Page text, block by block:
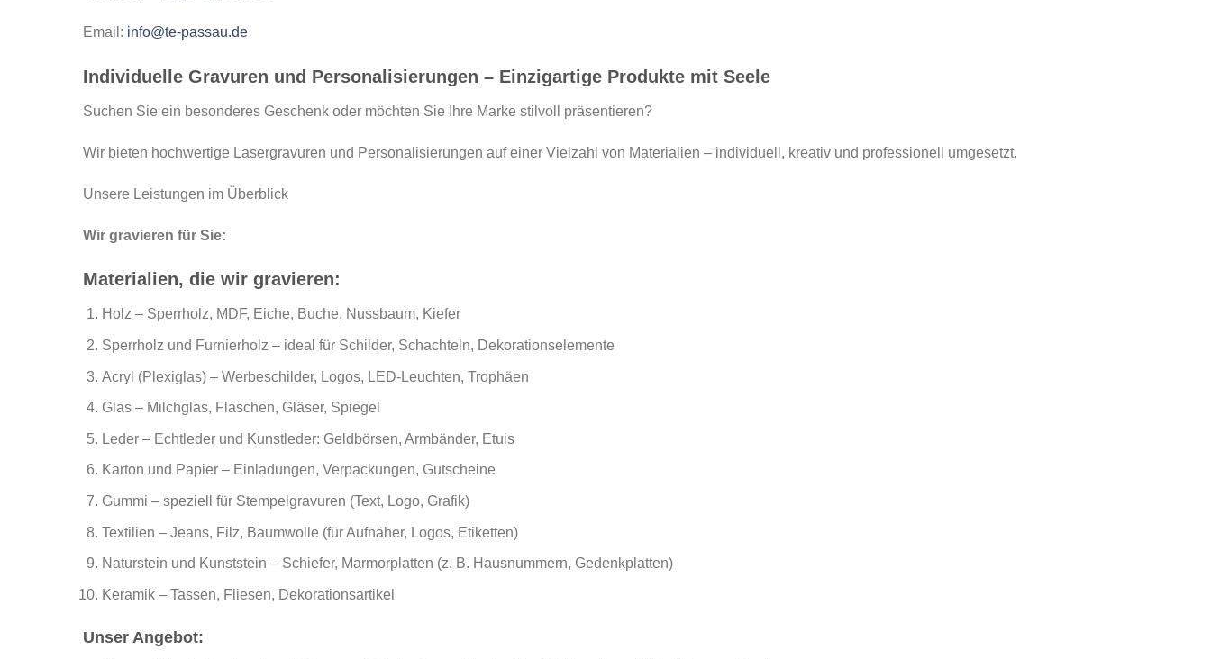
Email: info@te-passau.de
Individuelle Gravuren und Personalisierungen – Einzigartige Produkte mit Seele
Suchen Sie ein besonderes Geschenk oder möchten Sie Ihre Marke stilvoll präsentieren?
Wir bieten hochwertige Lasergravuren und Personalisierungen auf einer Vielzahl von Materialien – individuell, kreativ und professionell umgesetzt.
Unsere Leistungen im Überblick
Wir gravieren für Sie:
Materialien, die wir gravieren:
Holz – Sperrholz, MDF, Eiche, Buche, Nussbaum, Kiefer
Sperrholz und Furnierholz – ideal für Schilder, Schachteln, Dekorationselemente
Acryl (Plexiglas) – Werbeschilder, Logos, LED-Leuchten, Trophäen
Glas – Milchglas, Flaschen, Gläser, Spiegel
Leder – Echtleder und Kunstleder: Geldbörsen, Armbänder, Etuis
Karton und Papier – Einladungen, Verpackungen, Gutscheine
Gummi – speziell für Stempelgravuren (Text, Logo, Grafik)
Textilien – Jeans, Filz, Baumwolle (für Aufnäher, Logos, Etiketten)
Naturstein und Kunststein – Schiefer, Marmorplatten (z. B. Hausnummern, Gedenkplatten)
Keramik – Tassen, Fliesen, Dekorationsartikel
Unser Angebot: